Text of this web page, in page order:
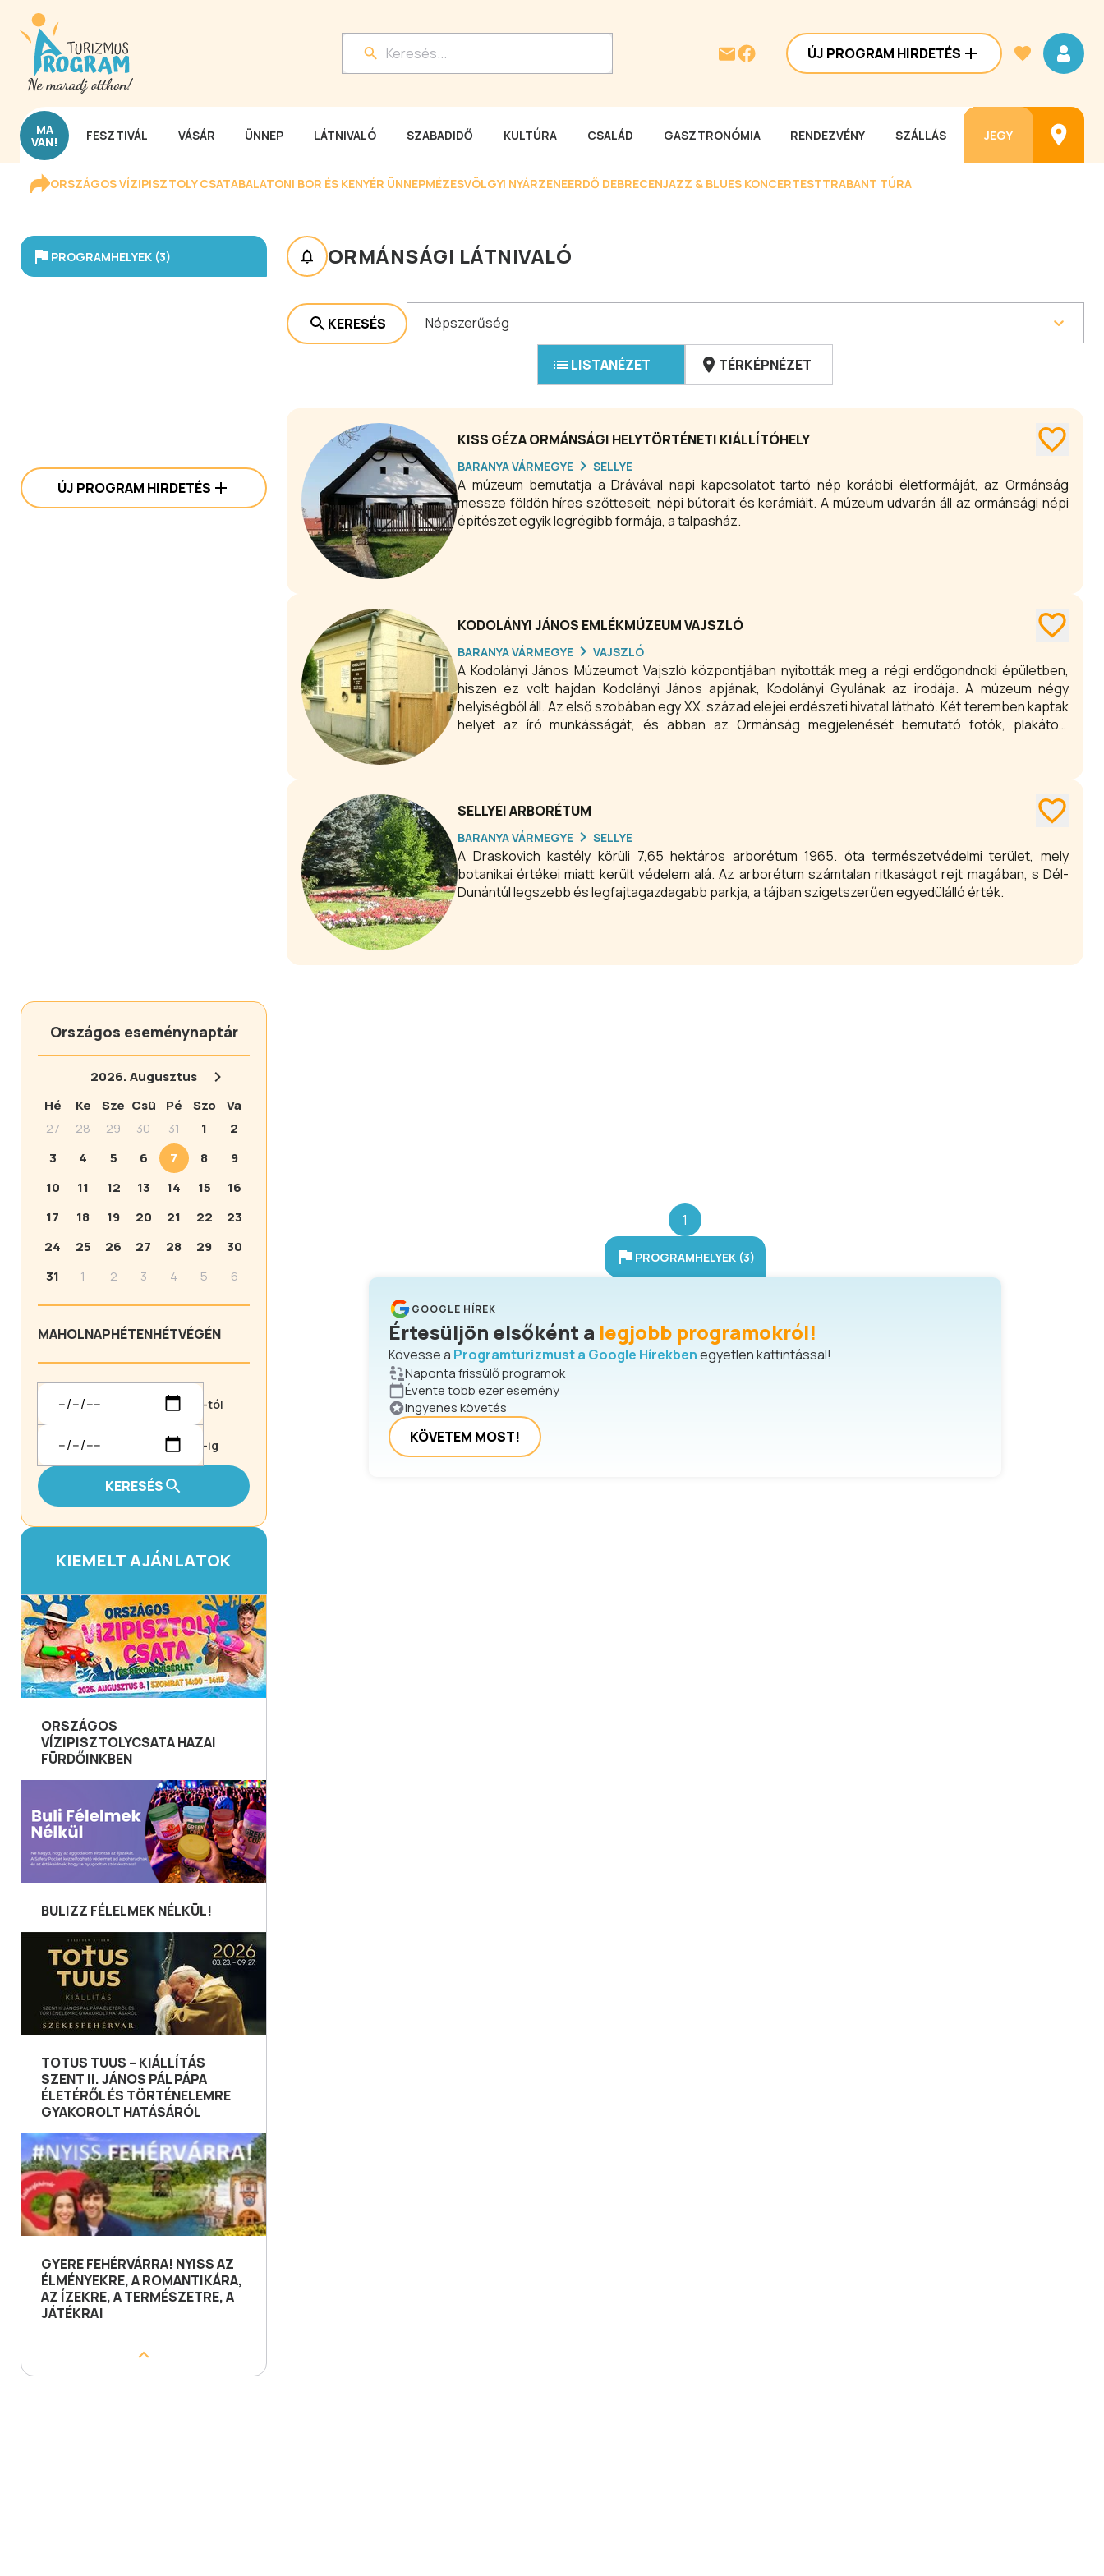
ÚJ PROGRAM HIRDETÉS
MA
VAN! FESZTIVÁL VÁSÁR ÜNNEP LÁTNIVALÓ SZABADIDŐ KULTÚRA CSALÁD GASZTRONÓMIA RENDEZVÉNY SZÁLLÁS JEGY
ORSZÁGOS VÍZIPISZTOLY CSATABALATONI BOR ÉS KENYÉR ÜNNEPMÉZESVÖLGYI NYÁRZENEERDŐ DEBRECENJAZZ & BLUES KONCERTESTTRABANT TÚRA
PROGRAMHELYEK (3)
ÚJ PROGRAM HIRDETÉS
Országos eseménynaptár
2026.Augusztus
Hé
Ke Sze Csü Pé Szo
Va
27
28 29 30 31 1
2
3
4 5 6 7 8
9
10
11 12 13 14 15
16
17
18 19 20 21 22
23
24
25 26 27 28 29
30
31
1 2 3 4 5 6
MAHOLNAPHÉTENHÉTVÉGÉN
-tól
-ig
KERESÉS
KIEMELT AJÁNLATOK
ORSZÁGOS
VÍZIPISZTOLYCSATA HAZAI
FÜRDŐINKBEN
BULIZZ FÉLELMEK NÉLKÜL!
TOTUS TUUS – KIÁLLÍTÁS
SZENT II. JÁNOS PÁL PÁPA
ÉLETÉRŐL ÉS TÖRTÉNELEMRE
GYAKOROLT HATÁSÁRÓL
GYERE FEHÉRVÁRRA! NYISS AZ
ÉLMÉNYEKRE, A ROMANTIKÁRA,
AZ ÍZEKRE, A TERMÉSZETRE, A
JÁTÉKRA!
ORMÁNSÁGI LÁTNIVALÓ
KERESÉS Népszerűség
LISTANÉZET TÉRKÉPNÉZET
KISS GÉZA ORMÁNSÁGI HELYTÖRTÉNETI KIÁLLÍTÓHELY
BARANYA VÁRMEGYE SELLYE
A múzeum bemutatja a Drávával napi kapcsolatot tartó nép korábbi életformáját, az Ormánság
messze földön híres szőtteseit, népi bútorait és kerámiáit. A múzeum udvarán áll az ormánsági népi
építészet egyik legrégibb formája, a talpasház.
KODOLÁNYI JÁNOS EMLÉKMÚZEUM VAJSZLÓ
BARANYA VÁRMEGYE VAJSZLÓ
A Kodolányi János Múzeumot Vajszló központjában nyitották meg a régi erdőgondnoki épületben,
hiszen ez volt hajdan Kodolányi János apjának, Kodolányi Gyulának az irodája. A múzeum négy
helyiségből áll. Az első szobában egy XX. század elejei erdészeti hivatal látható. Két teremben kaptak
helyet az író munkásságát, és abban az Ormánság megjelenését bemutató fotók, plakátok,
SELLYEI ARBORÉTUM
BARANYA VÁRMEGYE SELLYE
A Draskovich kastély körüli 7,65 hektáros arborétum 1965. óta természetvédelmi terület, mely
botanikai értékei miatt került védelem alá. Az arborétum számtalan ritkaságot rejt magában, s Dél-
Dunántúl legszebb és legfajtagazdagabb parkja, a tájban szigetszerűen egyedülálló érték.
1
PROGRAMHELYEK (3)
GOOGLE HÍREK
Értesüljön elsőként a legjobb programokról!
Kövesse a Programturizmust a Google Hírekbenegyetlen kattintással!
Naponta frissülő programok
Évente több ezer esemény
Ingyenes követés
KÖVETEM MOST!